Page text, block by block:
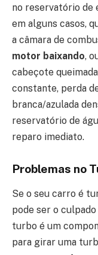
no reservatório de
em alguns casos,
a câmara de
motor baixando,
cabeçote
constante, perda
branca/azulada
reservatório de
reparo imediato.
Problemas no
Se o seu carro é
pode ser o
turbo é um
para girar uma